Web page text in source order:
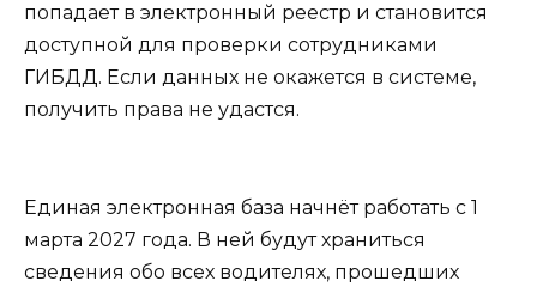
попадает в электронный реестр и становится
доступной для проверки сотрудниками
ГИБДД. Если данных не окажется в системе,
получить права не удастся.
Единая электронная база начнёт работать с 1
марта 2027 года. В ней будут храниться
сведения обо всех водителях, прошедших